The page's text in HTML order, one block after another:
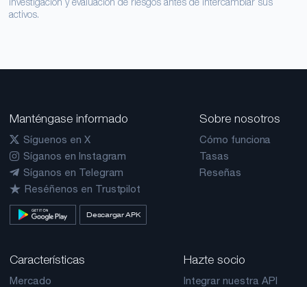
activos.
Manténgase informado
Síguenos en X
Síganos en Instagram
Síganos en Telegram
Reséñenos en Trustpilot
Descargar APK
Sobre nosotros
Cómo funciona
Tasas
Reseñas
Características
Mercado
Hazte socio
Integrar nuestra API